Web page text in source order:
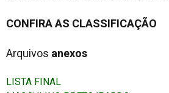
CONFIRA AS CLASSIFICAÇÃO
Arquivos anexos
LISTA FINAL